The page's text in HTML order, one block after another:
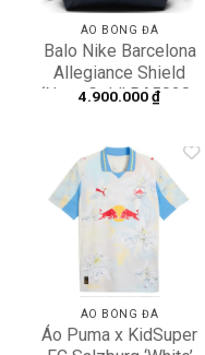
ÁO BÓNG ĐÁ
Balo Nike Barcelona
Allegiance Shield
‘Navy Gold’ BA5028-
4.900.000₫
Add to
wishlist
ÁO BÓNG ĐÁ
Áo Puma x KidSuper